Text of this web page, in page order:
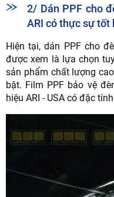
2/ Dán PPF cho
ARI có thực sự tốt
Hiện tại, dán PPF cho
được xem là lựa chọn
sản phẩm chất lượng
bật. Film PPF bảo vệ
hiệu ARI - USA có đặc